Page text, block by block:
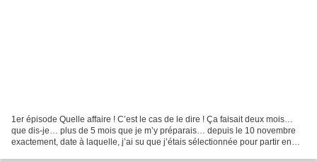
1er épisode Quelle affaire ! C’est le cas de le dire ! Ça faisait deux mois…
que dis-je… plus de 5 mois que je m’y préparais… depuis le 10 novembre
exactement, date à laquelle, j’ai su que j’étais sélectionnée pour partir en